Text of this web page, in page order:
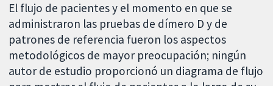
El flujo de pacientes y el momento en que se
administraron las pruebas de dímero D y de
patrones de referencia fueron los aspectos
metodológicos de mayor preocupación; ningún
autor de estudio proporcionó un diagrama de flujo